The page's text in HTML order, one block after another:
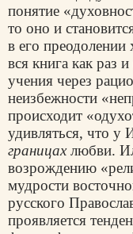
понятие
то оно и
в его
вся книга как раз
учения через
неизбежности
происходит
удивляться, что у
границахлюбви.
возрождению
мудрости
русского
проявляется